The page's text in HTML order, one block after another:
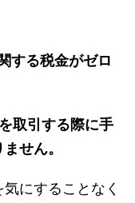
する税金がゼロ
取引する際に手
せん。
にすることなく